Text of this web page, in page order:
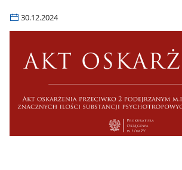
30.12.2024